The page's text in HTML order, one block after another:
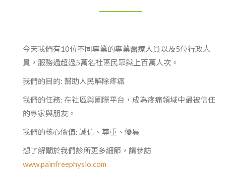
今天我們有10位不同專業的專業醫療人員以及5位行政人
員，服務過超過5萬名社區民眾與上百萬人次。
我們的目的: 幫助人民解除疼痛
我們的任務: 在社區與國際平台，成為疼痛領域中最被信任
的專家與朋友。
我們的核心價值: 誠信、尊重、優異
想了解關於我們診所更多細節，請參訪
www.painfreephysio.com